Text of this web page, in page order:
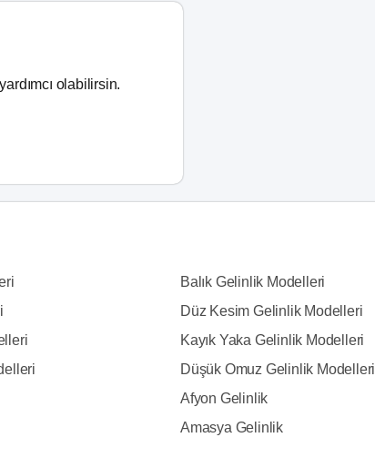
olabilirsin.
Balık Gelinlik Modelleri
Düz Kesim Gelinlik Modelleri
Kayık Yaka Gelinlik Modelleri
Düşük Omuz Gelinlik Modelleri
Afyon Gelinlik
Amasya Gelinlik